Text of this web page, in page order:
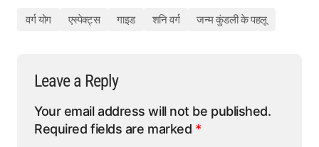
वर्ग योग एस्पेक्ट्स गाइड शनि वर्ग जन्म कुंडली के पहलू
Leave a Reply
Your email address will not be published.
Required fields are marked *